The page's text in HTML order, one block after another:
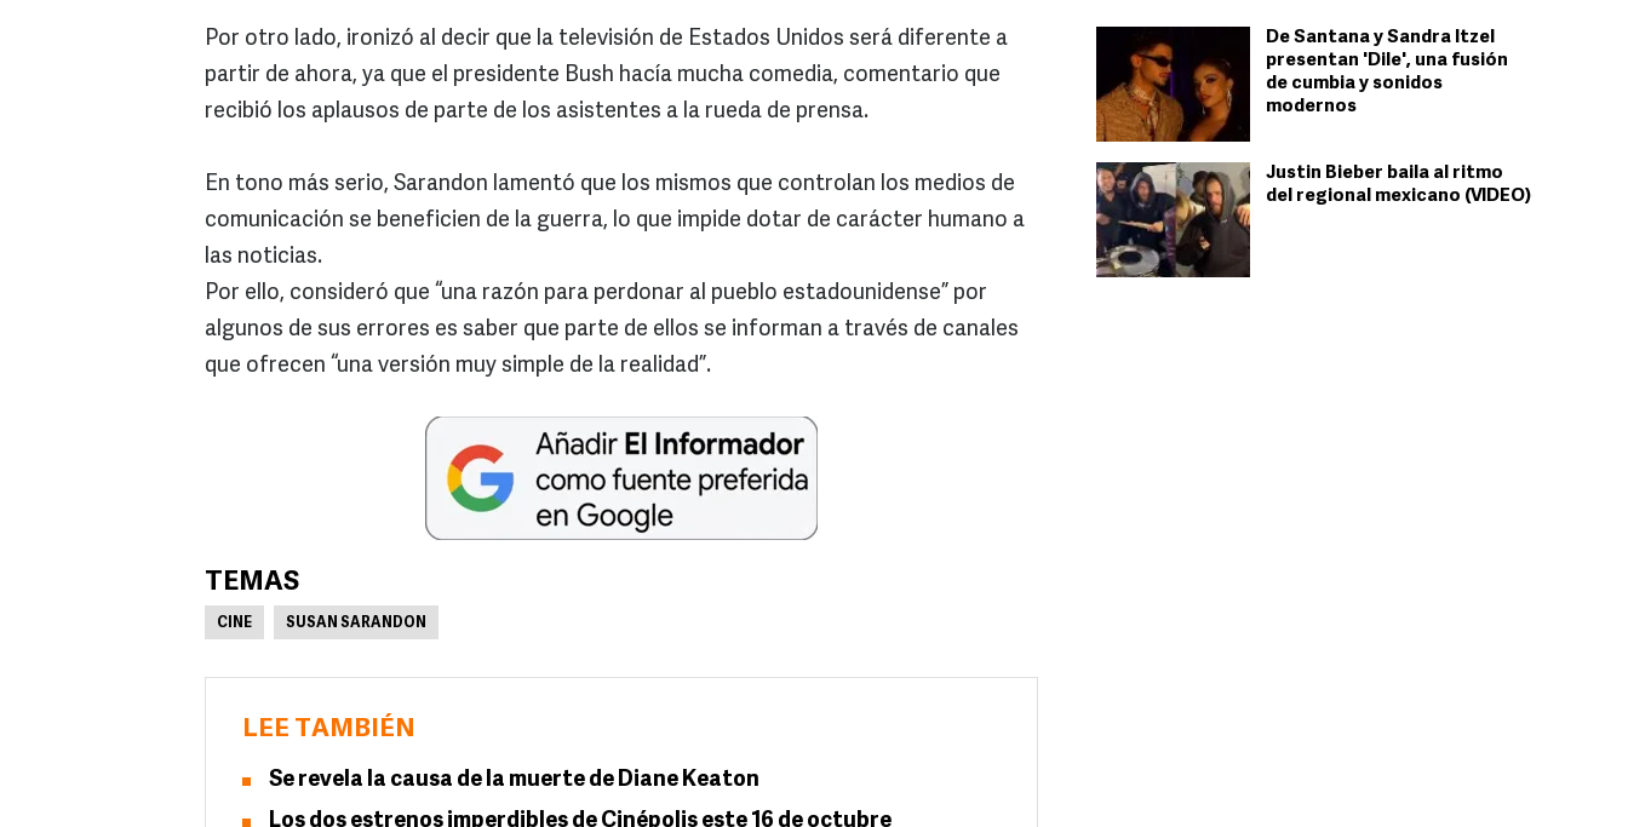
De Santana y Sandra Itzel
presentan 'Dile', una fusión
de cumbia y sonidos
modernos
Justin Bieber baila al ritmo
del regional mexicano (VIDEO)
Por otro lado, ironizó al decir que la televisión de Estados Unidos será diferente a
partir de ahora, ya que el presidente Bush hacía mucha comedia, comentario que
recibió los aplausos de parte de los asistentes a la rueda de prensa.
En tono más serio, Sarandon lamentó que los mismos que controlan los medios de
comunicación se beneficien de la guerra, lo que impide dotar de carácter humano a
las noticias.
Por ello, consideró que “una razón para perdonar al pueblo estadounidense” por
algunos de sus errores es saber que parte de ellos se informan a través de canales
que ofrecen “una versión muy simple de la realidad”.
TEMAS
CINE SUSAN SARANDON
LEE TAMBIÉN
Se revela la causa de la muerte de Diane Keaton
Los dos estrenos imperdibles de Cinépolis este 16 de octubre